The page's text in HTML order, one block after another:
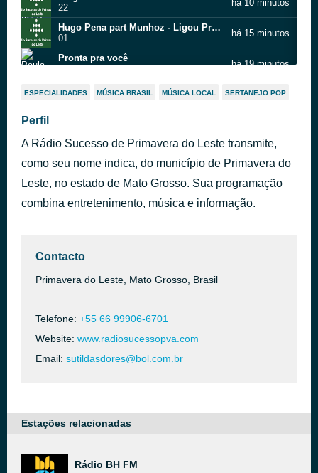
22
há 10 minutos
Hugo Pena part Munhoz - Ligou Pra Ex 1
01
há 15 minutos
Pronta pra você
há 19 minutos
Contagem regressiva
há 24 minutos
Hugo e Tiago - Bar do Tião
16
Cleber e Cauan part Israel Novaes - Tô Com Pena De Você
há 37 minutos
ESPECIALIDADES MÚSICA BRASIL MÚSICA LOCAL SERTANEJO POP
Perfil
A Rádio Sucesso de Primavera do Leste transmite,
como seu nome indica, do município de Primavera do
Leste, no estado de Mato Grosso. Sua programação
combina entretenimento, música e informação.
Contacto
Primavera do Leste, Mato Grosso, Brasil
Telefone: +55 66 99906-6701
Website: www.radiosucessopva.com
Email: sutildasdores@bol.com.br
Estações relacionadas
Rádio BH FM